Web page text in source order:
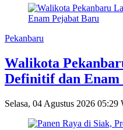
Pekanbaru
Walikota
Definitif dan Enam
Selasa, 04 Agustus 2026 05:29